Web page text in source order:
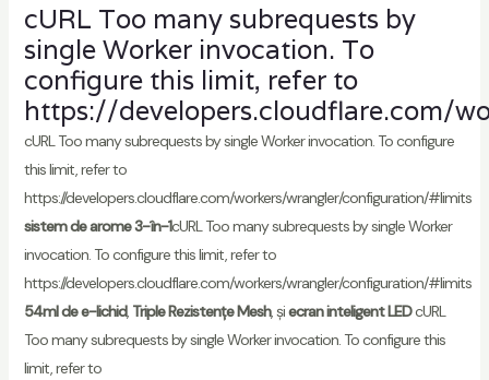
cURL Too many subrequests by
single Worker invocation. To
configure this limit, refer to
https://developers.cloudflare.com/
cURL Too many subrequests by single Worker invocation. To configure
this limit, refer to
https://developers.cloudflare.com/workers/wrangler/configuration/#limits
sistem de arome 3-în-1cURL Too many subrequests by single Worker
invocation. To configure this limit, refer to
https://developers.cloudflare.com/workers/wrangler/configuration/#limits
54ml de e-lichid, Triple Rezistențe Mesh, șiecran inteligent LEDcURL
Too many subrequests by single Worker invocation. To configure this
limit, refer to